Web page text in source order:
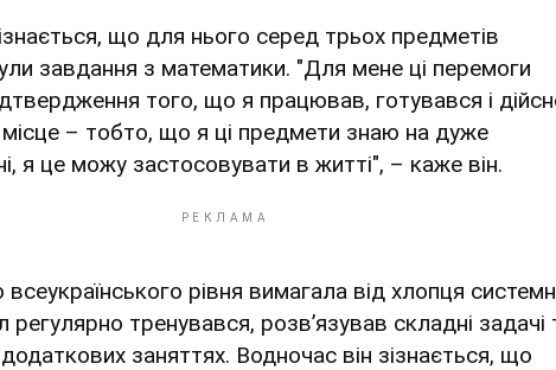
що для нього серед трьох предметів
завдання з математики. "Для мене ці перемоги
того, що я працював, готувався і
– тобто, що я ці предмети знаю на дуже
я це можу застосовувати в житті", – каже він.
рівня вимагала від хлопця
регулярно тренувався, розв’язував складні задачі
заняттях. Водночас він зізнається, що